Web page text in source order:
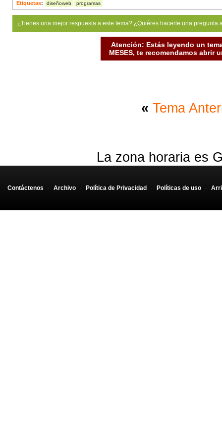
Etiquetas: diseñoweb programas
¿Tienes una mejor respuesta a este tema? ¿Quiéres hacerle una
Atención: Estás leyendo un
MESES, te recomendamos abrir
« Tema
La zona horaria es
Contáctenos - Archivo - Política de Privacidad - Políticas de uso -